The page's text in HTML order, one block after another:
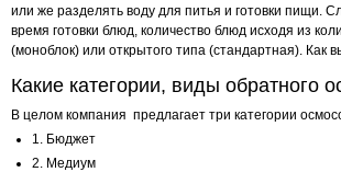
или же разделять воду для питья и готовки пищи.
время готовки блюд, количество блюд исходя из
(моноблок) или открытого типа (стандартная). Как
Какие категории, виды обратного
В целом компания предлагает три категории
1. Бюджет
2. Медиум